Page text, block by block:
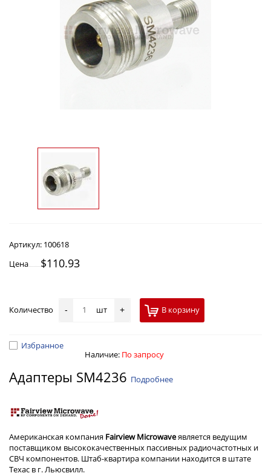
Артикул: 100618
Цена
$110.93
Количество - шт + В корзину
Избранное
Наличие: По запросу
Адаптеры SM4236 Подробнее
Американская компания Fairview Microwaveявляется ведущим
поставщиком высококачественных пассивных радиочастотных и
СВЧ компонентов. Штаб-квартира компании находится в штате
Техас в г. Льюсвилл.